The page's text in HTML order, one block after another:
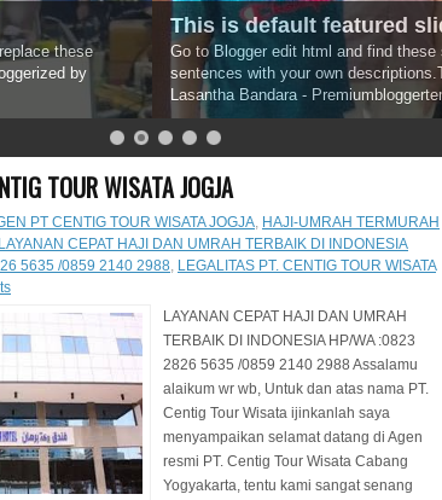
featured slide 2 title
edit html and find these sentences.Now replace these
your own descriptions.This theme is Bloggerized by
- Premiumbloggertemplates.com.
TOUR WISATA JOGJA
PT CENTIG TOUR WISATA JOGJA, HAJI-UMRAH TERMURAH
LAYANAN CEPAT HAJI DAN UMRAH TERBAIK DI INDONESIA
5635 /0859 2140 2988, LEGALITAS PT. CENTIG TOUR WISATA
LAYANAN CEPAT HAJI DAN UMRAH
TERBAIK DI INDONESIA HP/WA :0823
2826 5635 /0859 2140 2988 Assalamu
alaikum wr wb, Untuk dan atas nama PT.
Centig Tour Wisata ijinkanlah saya
menyampaikan selamat datang di Agen
resmi PT. Centig Tour Wisata Cabang
Yogyakarta, tentu kami sangat senang